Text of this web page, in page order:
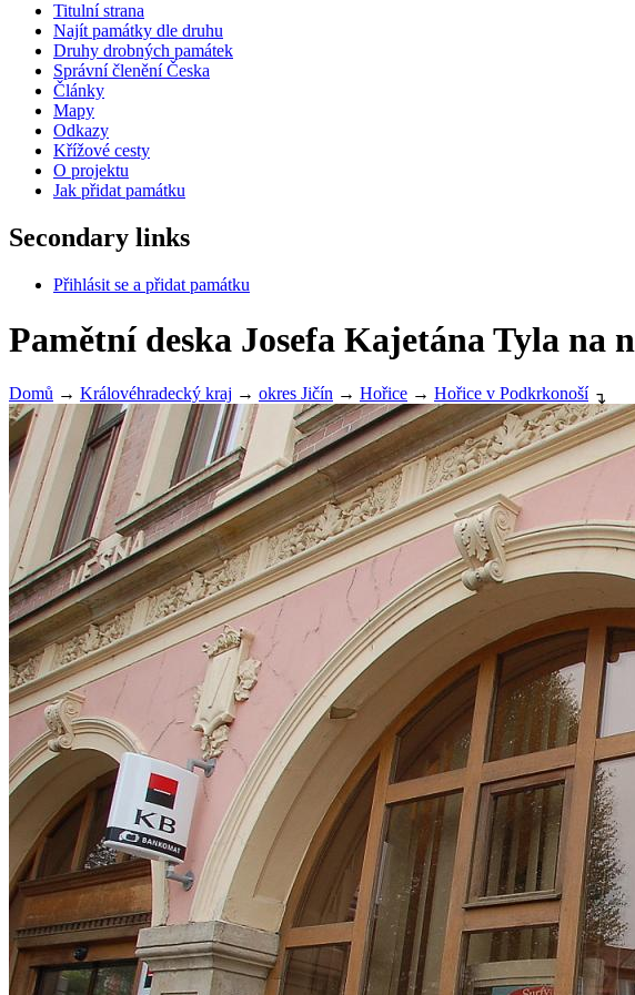
Titulní strana
Najít památky dle druhu
Druhy drobných památek
Správní členění Česka
Články
Mapy
Odkazy
Křížové cesty
O projektu
Jak přidat památku
Secondary links
Přihlásit se a přidat památku
Pamětní deska Josefa Kajetána Tyla
Domů → Královéhradecký kraj → okres Jičín → Hořice → Hořice v Podkrkonoší ↴